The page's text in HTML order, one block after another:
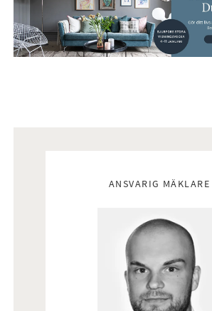
ANSVARIG MÄKLARE